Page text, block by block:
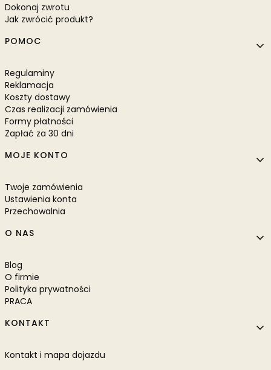
Dokonaj zwrotu
Jak zwrócić produkt?
POMOC
Regulaminy
Reklamacja
Koszty dostawy
Czas realizacji zamówienia
Formy płatności
Zapłać za 30 dni
MOJE KONTO
Twoje zamówienia
Ustawienia konta
Przechowalnia
O NAS
Blog
O firmie
Polityka prywatności
PRACA
KONTAKT
Kontakt i mapa dojazdu